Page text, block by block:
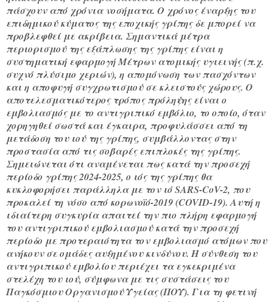
πάσχουν από χρόνια νοσήματα. Ο χρόνος έναρξης του
επιδημικού κύματος της εποχικής γρίπης δε μπορεί να
προβλεφθεί με ακρίβεια. Σημαντικά μέτρα
περιορισμού της εξάπλωσηςτης γρίπης είναι η
συστηματική εφαρμογή Μέτρων ατομικής υγιεινής (π.χ.
συχνό πλύσιμο χεριών), η απομόνωση των πασχόντων
και η αποφυγή συγχρωτισμού σε κλειστούς χώρους. Ο
αποτελεσματικότερος τρόπος πρόληψης είναι ο
εμβολιασμός με το αντιγριπικό εμβόλιο, το οποίο, όταν
χορηγηθεί σωστά και έγκαιρα, προφυλάσσει από τη
μετάδοση του ιού της γρίπης, συμβάλλοντας στην
προστασία από τις σοβαρές επιπλοκές της γρίπης.
Σημειώνεται ότι αναμένεται πως κατά την προσεχή
περίοδο γρίπης 2024-2025, ο ιός της γρίπης θα
κυκλοφορήσει παράλληλα με τον ιό SARS-CoV-2, που
προκαλεί τη νόσο από κορωνοïό-2019 (COVID-19). Αυτή η
ιδιαίτερη συγκυρία απαιτεί την πιο πλήρη εφαρμογή
του αντιγριπικού εμβολιασμού κατά την προσεχή
περίοδο με προτεραιότητα τον εμβολιασμό ατόμων που
ανήκουν σε ομάδες αυξημένου κινδύνου. Η σύνθεση του
αντιγριπικού εμβολίου περιέχει τα εγκεκριμένα
στελέχη του ιού, σύμφωνα με τις συστάσεις του
Παγκόσμιου Οργανισμού Υγείας (ΠΟΥ). Για τη φετινή